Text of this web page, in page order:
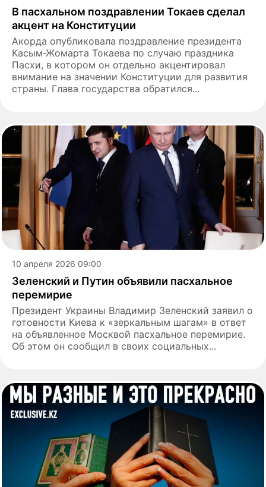
В пасхальном поздравлении Токаев сделал
акцент на Конституции
Акорда опубликовала поздравление президента
Касым-Жомарта Токаева по случаю праздника
Пасхи, в котором он отдельно акцентировал
внимание на значении Конституции для развития
страны. Глава государства обратился...
10 апреля 2026 09:00
Зеленский и Путин объявили пасхальное
перемирие
Президент Украины Владимир Зеленский заявил о
готовности Киева к «зеркальным шагам» в ответ
на объявленное Москвой пасхальное перемирие.
Об этом он сообщил в своих социальных...